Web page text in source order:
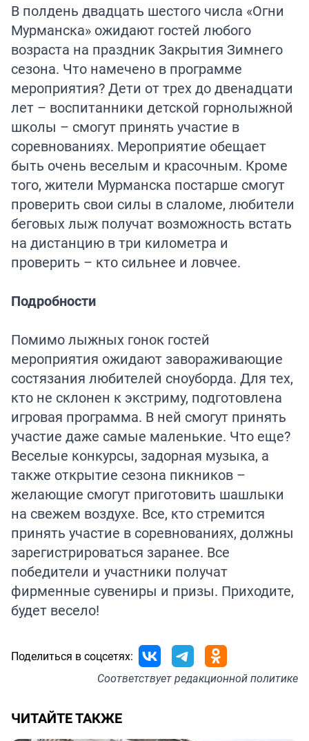
В полдень двадцать шестого числа «Огни
Мурманска» ожидают гостей любого
возраста на праздник Закрытия Зимнего
сезона. Что намечено в программе
мероприятия? Дети от трех до двенадцати
лет – воспитанники детской горнолыжной
школы – смогут принять участие в
соревнованиях. Мероприятие обещает
быть очень веселым и красочным. Кроме
того, жители Мурманска постарше смогут
проверить свои силы в слаломе, любители
беговых лыж получат возможность встать
на дистанцию в три километра и
проверить – кто сильнее и ловчее.
Подробности
Помимо лыжных гонок гостей
мероприятия ожидают завораживающие
состязания любителей сноуборда. Для тех,
кто не склонен к экстриму, подготовлена
игровая программа. В ней смогут принять
участие даже самые маленькие. Что еще?
Веселые конкурсы, задорная музыка, а
также открытие сезона пикников –
желающие смогут приготовить шашлыки
на свежем воздухе. Все, кто стремится
принять участие в соревнованиях, должны
зарегистрироваться заранее. Все
победители и участники получат
фирменные сувениры и призы. Приходите,
будет весело!
Поделиться в соцсетях:
Соответствуетредакционной политике
ЧИТАЙТЕ ТАКЖЕ